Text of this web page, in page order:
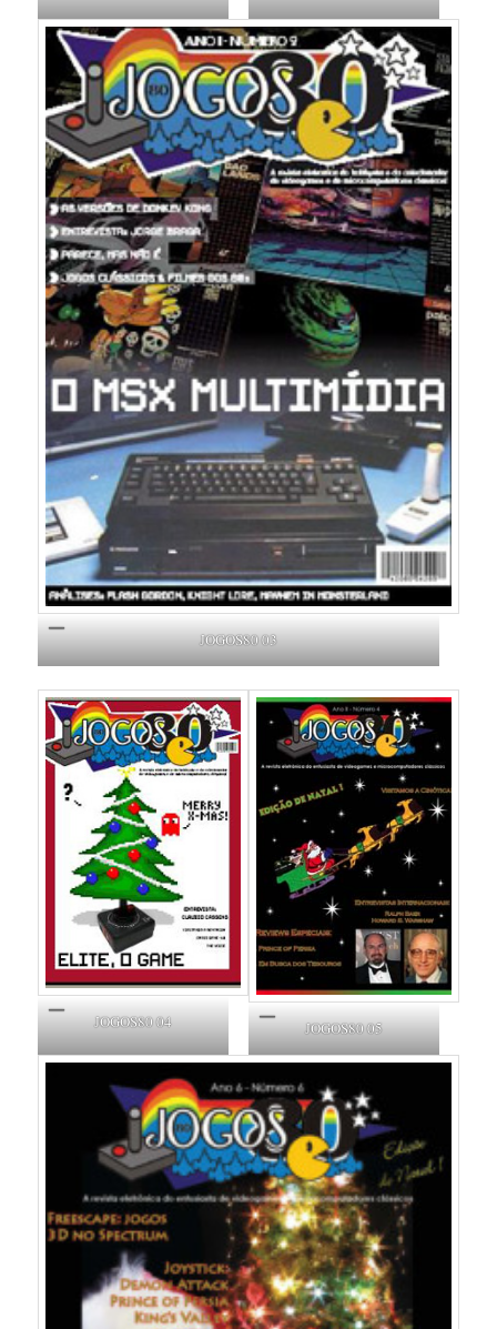
JOGOS80 03
JOGOS80 04 JOGOS80 05